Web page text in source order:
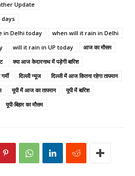
Update
in Delhi today
when will it rain in Delhi
will it rain in UP today
आज का मौसम
क्या आज केदारनाथ में पड़ेगी बारिश
दिल्ली न्यूज
दिल्ली में आज कितना रहेगा तापमान
यूपी में आज का तापमान
यूपी में बारिश
यूपी-बिहार का मौसम